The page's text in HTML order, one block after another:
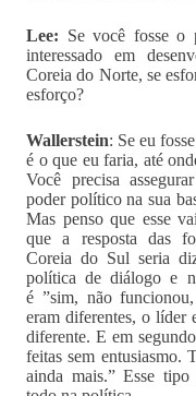
Lee: Se você fosse o
interessado em
Coreia do Norte, se
esforço?
Wallerstein: Se eu
é o que eu faria, até
Você precisa
poder político na sua
Mas penso que esse
que a resposta das
Coreia do Sul seria
política de diálogo e
é ”sim, não
eram diferentes, o líder
diferente. E em
feitas sem entusiasmo.
ainda mais.” Esse